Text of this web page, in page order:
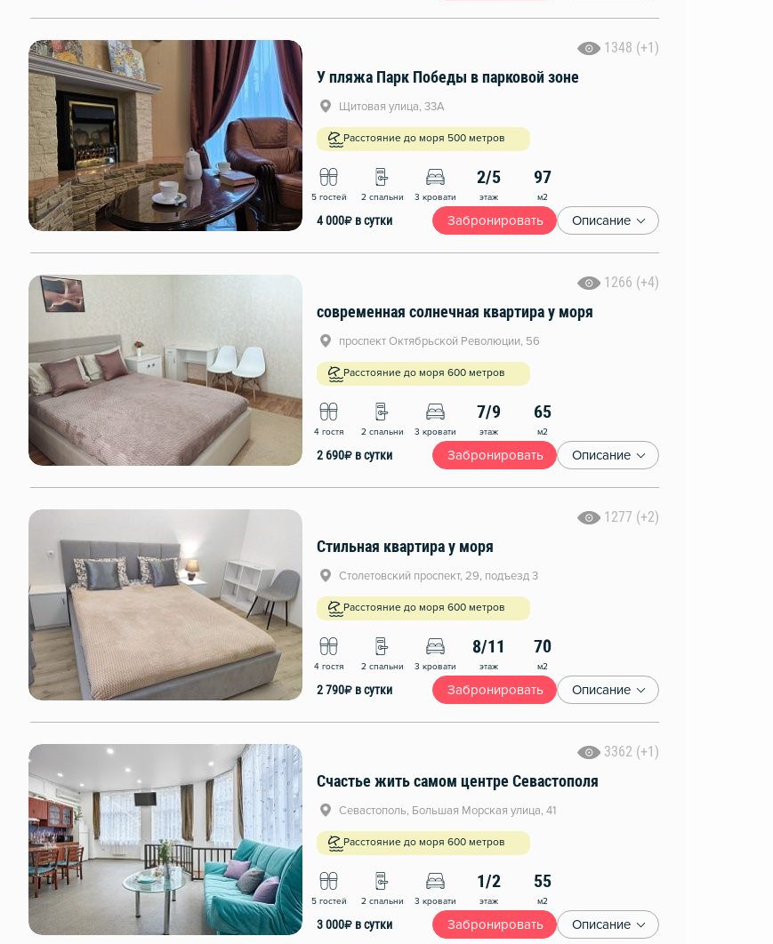
1348 (+1)
У пляжа Парк Победы в парковой зоне
Щитовая улица, 33А
Расстояние до моря 500 метров
5 гостей 2 спальни 3 кровати
2/5
этаж
97
м2
4 000₽ в сутки Забронировать Описание
1266 (+4)
современная солнечная квартира у моря
проспект Октябрьской Революции, 56
Расстояние до моря 600 метров
4 гостя 2 спальни 3 кровати
7/9
этаж
65
м2
2 690₽ в сутки Забронировать Описание
1277 (+2)
Стильная квартира у моря
Столетовский проспект, 29, подъезд 3
Расстояние до моря 600 метров
4 гостя 2 спальни 3 кровати
8/11
этаж
70
м2
2 790₽ в сутки Забронировать Описание
3362 (+1)
Счастье жить самом центре Севастополя
Севастополь, Большая Морская улица, 41
Расстояние до моря 600 метров
5 гостей 2 спальни 3 кровати
1/2
этаж
55
м2
3 000₽ в сутки Забронировать Описание